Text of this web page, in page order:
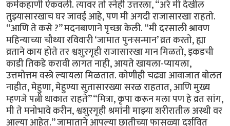
कर्मकहाणी ऐकवली. त्यावर तो स्नेही उत्तरला, “अरे मी देखील
तुझ्यासारखाच घर जावई आहे, पण मी अगदी राजासारखा राहतो.
“आणि ते कसे ?” मदनबाणाने पृच्छा केली. “मी दरसाली श्रावण
महिन्याच्या चौथ्या रविवारी ‘जामात पुनःसन्मान’ व्रत करतो, ह्या
व्रताने काय होते तर श्वशुरगृही राजासारखा मान मिळतो, इकडची
काडी तिकडे करावी लागत नाही, आयते खायला-प्यायला,
उत्तमोत्तम वस्त्रे ल्यायला मिळतात. कोणीही चढ्या आवाजात बोलत
नाहीत, मेहुणा, मेहुण्या सुतासारख्या सरळ राहतात, आणि मुख्य
म्हणजे पत्नी धाकात राहते” “मित्रा, कृपा करून मला पण हे व्रत सांग,
मी ते मनोभावे करीन, श्वशुरगृही श्रमांनी माझ्या शरीरातील अस्थी वर
आल्या आहेत.” जामाताने आपल्या छातीच्या फासळ्या दर्शवित